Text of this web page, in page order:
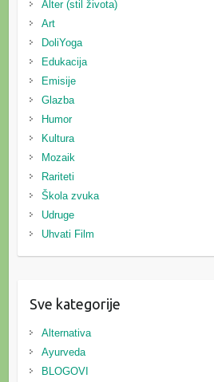
Alter (stil života)
Art
DoliYoga
Edukacija
Emisije
Glazba
Humor
Kultura
Mozaik
Rariteti
Škola zvuka
Udruge
Uhvati Film
Sve kategorije
Alternativa
Ayurveda
BLOGOVI